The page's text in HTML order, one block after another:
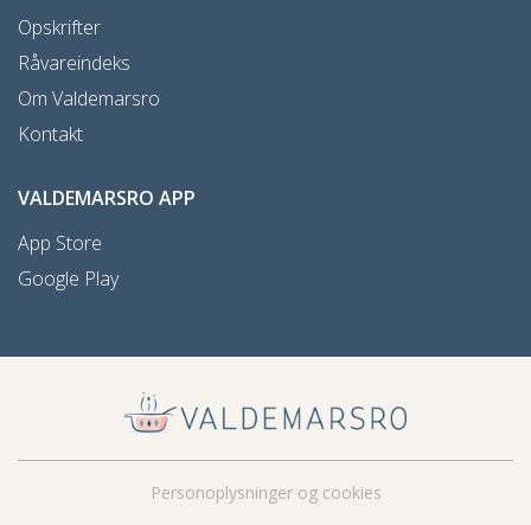
Opskrifter
Råvareindeks
Om Valdemarsro
Kontakt
VALDEMARSRO APP
App Store
Google Play
Personoplysninger og cookies